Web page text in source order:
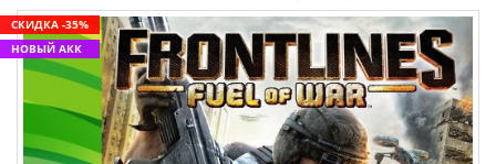
СКИДКА -35%
НОВЫЙ АКК